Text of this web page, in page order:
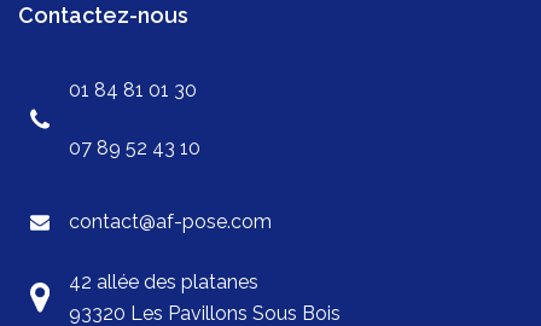
Contactez-nous
01 84 81 01 30
07 89 52 43 10
contact@af-pose.com
42 allée des platanes
93320 Les Pavillons Sous Bois